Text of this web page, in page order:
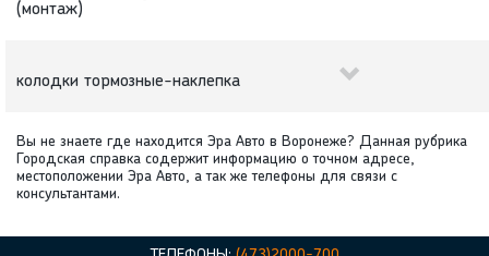
(монтаж)
колодки тормозные-наклепка
Вы не знаете где находится Эра Авто в Воронеже? Данная рубрика
Городская справка содержит информацию о точном адресе,
местоположении Эра Авто, а так же телефоны для связи c
консультантами.